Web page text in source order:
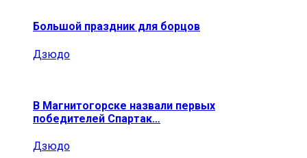
Большой праздник для борцов
Дзюдо
В Магнитогорске назвали первых
победителей Спартак…
Дзюдо